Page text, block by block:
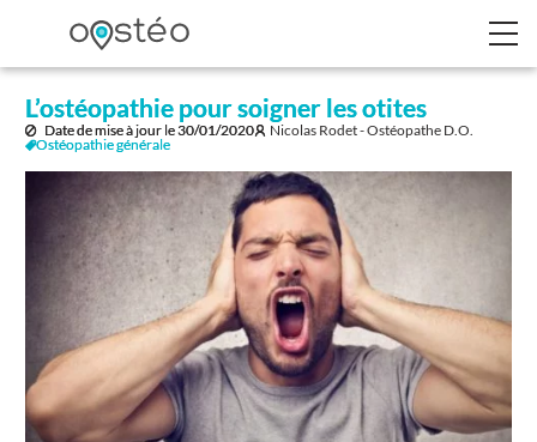
L’ostéopathie pour soigner les otites
Date de mise à jour le30/01/2020
Nicolas Rodet - Ostéopathe D.O.
Ostéopathie générale